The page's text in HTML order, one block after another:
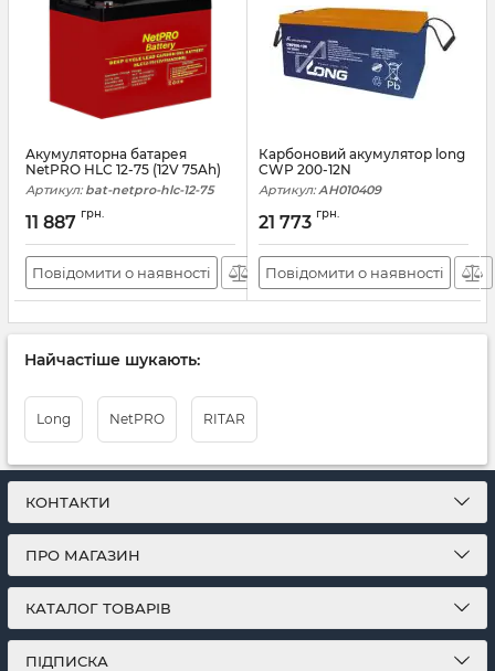
Акумуляторна батарея
NetPRO HLC 12-75 (12V 75Ah)
Артикул: bat-netpro-hlc-12-75
11 887 грн.
Повідомити о наявності
Карбоновий акумулятор long
CWP 200-12N
Артикул: АН010409
21 773 грн.
Повідомити о наявності
Найчастіше шукають:
Long NetPRO RITAR
КОНТАКТИ
ПРО МАГАЗИН
КАТАЛОГ ТОВАРІВ
ПІДПИСКА